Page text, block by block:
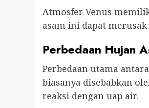
Atmosfer Venus
asam ini dapat
Perbedaan Hujan
Perbedaan utama
biasanya disebabkan
reaksi dengan uap air.